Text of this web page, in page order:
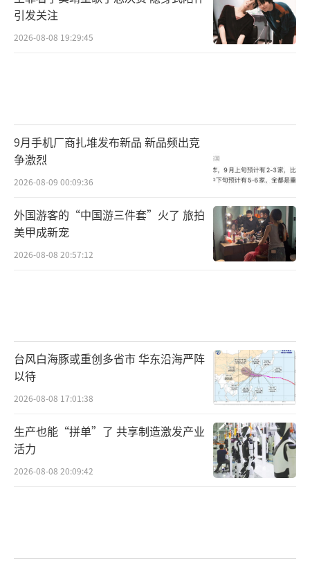
引发关注
2026-08-08 19:29:45
9月手机厂商扎堆发布新品 新品频出竞
争激烈
2026-08-09 00:09:36
外国游客的“中国游三件套”火了 旅拍
美甲成新宠
2026-08-08 20:57:12
台风白海豚或重创多省市 华东沿海严阵
以待
2026-08-08 17:01:38
生产也能“拼单”了 共享制造激发产业
活力
2026-08-08 20:09:42